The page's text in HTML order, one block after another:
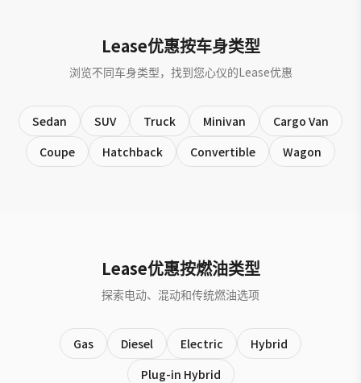
Lease优惠按车身类型
浏览不同车身类型，找到您心仪的Lease优惠
Sedan SUV Truck Minivan
Cargo Van
Coupe
Hatchback Convertible Wagon
Lease优惠按燃油类型
探索电动、混动和传统燃油选项
Gas Diesel Electric
Hybrid
Plug-in Hybrid